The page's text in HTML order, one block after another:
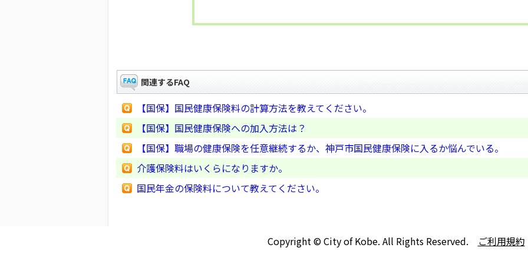
関連するFAQ
【国保】国民健康保険料の計算方法を教えてください。
【国保】国民健康保険への加入方法は？
【国保】職場の健康保険を任意継続するか、神戸市国民健康保険に入るか悩んでいる。
介護保険料はいくらになりますか。
国民年金の保険料について教えてください。
Copyright © City of Kobe. All Rights Reserved. ご利用規約